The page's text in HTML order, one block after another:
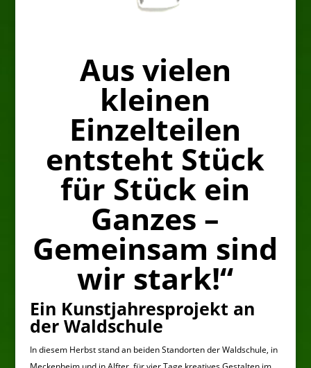
Aus vielen
kleinen
Einzelteilen
entsteht Stück
für Stück ein
Ganzes –
Gemeinsam sind
wir stark!“
Ein Kunstjahresprojekt an
der Waldschule
In diesem Herbst stand an beiden Standorten der Waldschule, in